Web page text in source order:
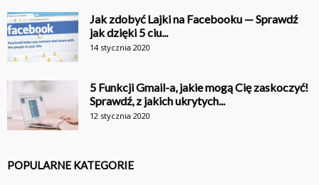
Jak zdobyć Lajki na Facebooku — Sprawdź
jak dzięki 5 ciu...
14 stycznia 2020
5 Funkcji Gmail-a, jakie mogą Cię zaskoczyć!
Sprawdź, z jakich ukrytych...
12 stycznia 2020
POPULARNE KATEGORIE